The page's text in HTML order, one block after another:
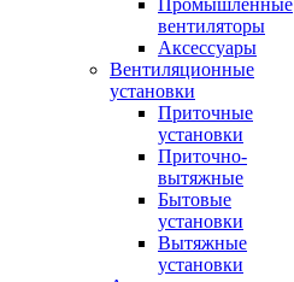
Промышленные
вентиляторы
Аксессуары
Вентиляционные
установки
Приточные
установки
Приточно-
вытяжные
Бытовые
установки
Вытяжные
установки